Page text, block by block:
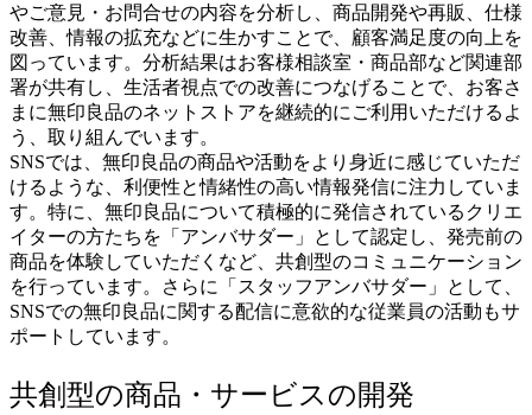
やご意見・お問合せの内容を分析し、商品開発や再販、仕様
改善、情報の拡充などに生かすことで、顧客満足度の向上を
図っています。分析結果はお客様相談室・商品部など関連部
署が共有し、生活者視点での改善につなげることで、お客さ
まに無印良品のネットストアを継続的にご利用いただけるよ
う、取り組んでいます。
SNSでは、無印良品の商品や活動をより身近に感じていただ
けるような、利便性と情緒性の高い情報発信に注力していま
す。特に、無印良品について積極的に発信されているクリエ
イターの方たちを「アンバサダー」として認定し、発売前の
商品を体験していただくなど、共創型のコミュニケーション
を行っています。さらに「スタッフアンバサダー」として、
SNSでの無印良品に関する配信に意欲的な従業員の活動もサ
ポートしています。
共創型の商品・サービスの開発